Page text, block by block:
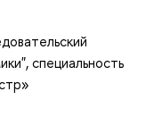
специальность